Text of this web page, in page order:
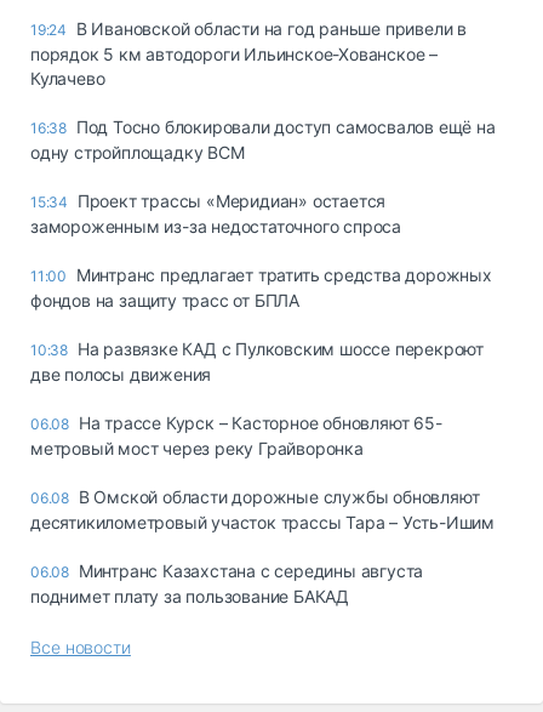
19:24
В Ивановской области на год раньше привели в
порядок 5 км автодороги Ильинское-Хованское –
Кулачево
16:38 Под Тосно блокировали доступ самосвалов ещё на
одну стройплощадку ВСМ
15:34
Проект трассы «Меридиан» остается
замороженным из-за недостаточного спроса
11:00
Минтранс предлагает тратить средства дорожных
фондов на защиту трасс от БПЛА
10:38 На развязке КАД с Пулковским шоссе перекроют
две полосы движения
06.08 На трассе Курск – Касторное обновляют 65-
метровый мост через реку Грайворонка
06.08 В Омской области дорожные службы обновляют
десятикилометровый участок трассы Тара – Усть-Ишим
06.08 Минтранс Казахстана с середины августа
поднимет плату за пользование БАКАД
Все новости